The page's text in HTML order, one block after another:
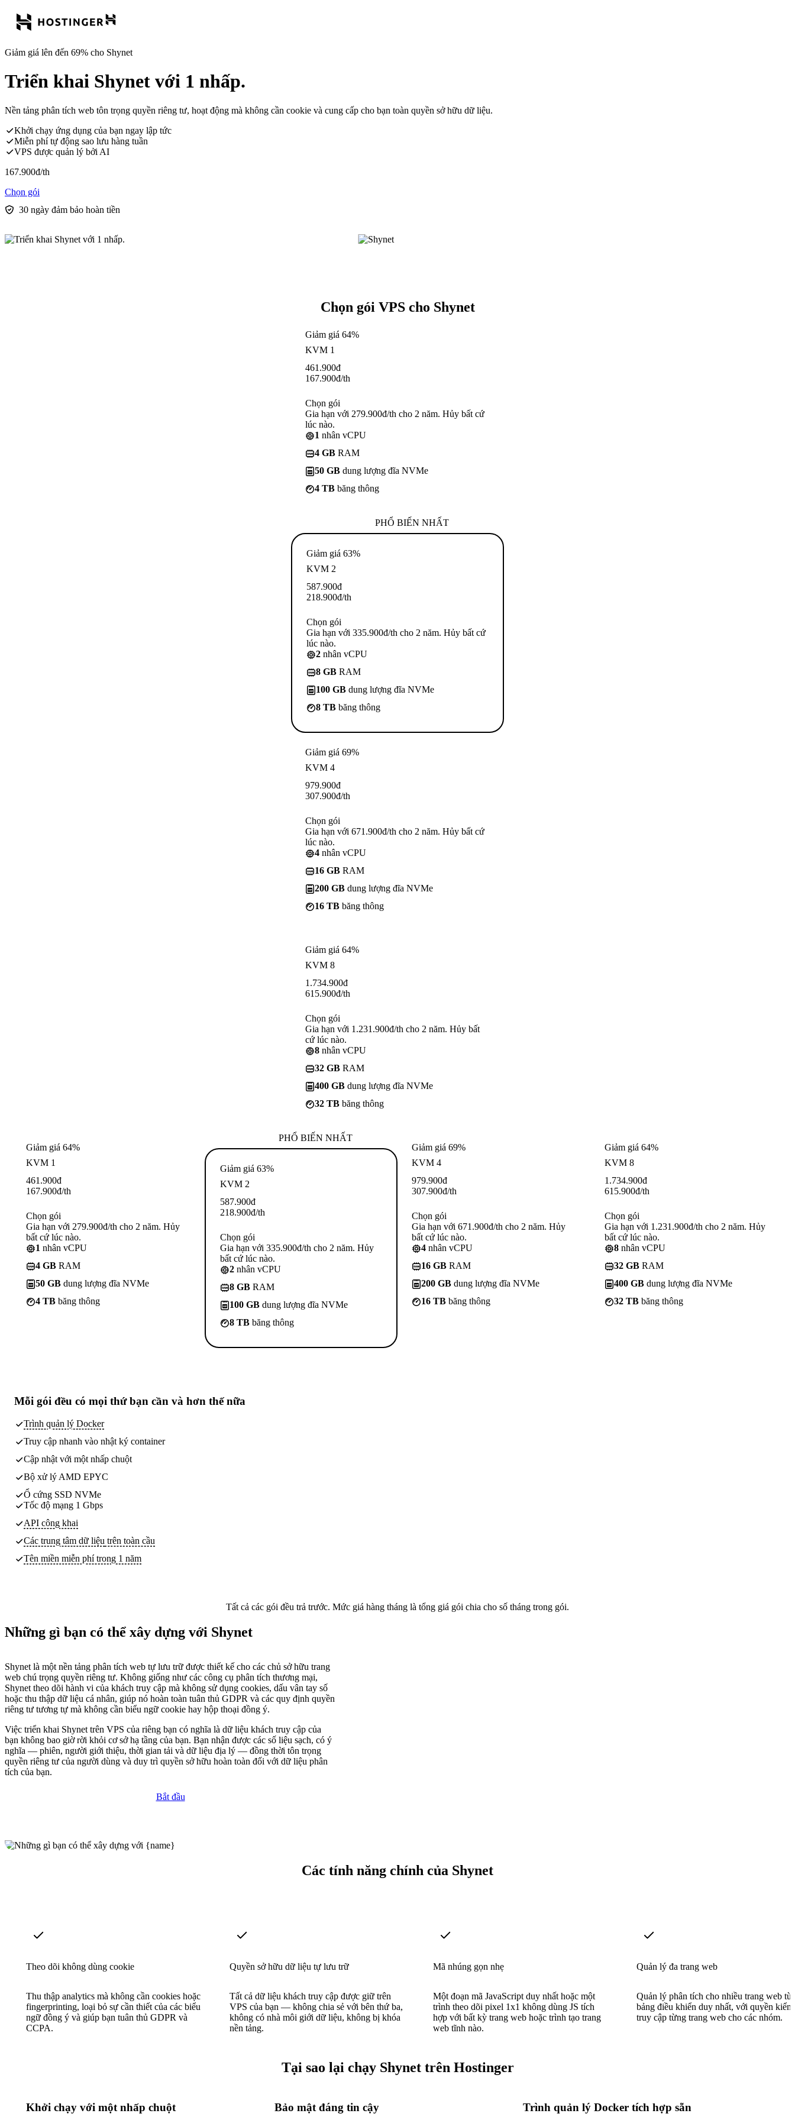
Giảm giá lên đến 69% cho Shynet
Triển khai Shynet với 1 nhấp.
Nền tảng phân tích web tôn trọng quyền riêng tư, hoạt động mà không cần cookie và cung cấp cho bạn toàn quyền sở hữu dữ liệu.
Khởi chạy ứng dụng của bạn ngay lập tức
Miễn phí tự động sao lưu hàng tuần
VPS được quản lý bởi AI
167.900đ/th
Chọn gói
30 ngày đảm bảo hoàn tiền
Chọn gói VPS cho Shynet
Giảm giá 64%
KVM 1
461.900đ
167.900đ/th
Chọn gói
Gia hạn với 279.900đ/th cho 2 năm. Hủy bất cứ
lúc nào.
1 nhân vCPU
4 GB RAM
50 GB dung lượng đĩa NVMe
4 TB băng thông
PHỔ BIẾN NHẤT
Giảm giá 63%
KVM 2
587.900đ
218.900đ/th
Chọn gói
Gia hạn với 335.900đ/th cho 2 năm. Hủy bất cứ
lúc nào.
2 nhân vCPU
8 GB RAM
100 GB dung lượng đĩa NVMe
8 TB băng thông
Giảm giá 69%
KVM 4
979.900đ
307.900đ/th
Chọn gói
Gia hạn với 671.900đ/th cho 2 năm. Hủy bất cứ
lúc nào.
4 nhân vCPU
16 GB RAM
200 GB dung lượng đĩa NVMe
16 TB băng thông
Giảm giá 64%
KVM 8
1.734.900đ
615.900đ/th
Chọn gói
Gia hạn với 1.231.900đ/th cho 2 năm. Hủy bất
cứ lúc nào.
8 nhân vCPU
32 GB RAM
400 GB dung lượng đĩa NVMe
32 TB băng thông
Giảm giá 64%
KVM 1
461.900đ
167.900đ/th
Chọn gói
Gia hạn với 279.900đ/th cho 2 năm. Hủy
bất cứ lúc nào.
1 nhân vCPU
4 GB RAM
50 GB dung lượng đĩa NVMe
4 TB băng thông
PHỔ BIẾN NHẤT
Giảm giá 63%
KVM 2
587.900đ
218.900đ/th
Chọn gói
Gia hạn với 335.900đ/th cho 2 năm. Hủy
bất cứ lúc nào.
2 nhân vCPU
8 GB RAM
100 GB dung lượng đĩa NVMe
8 TB băng thông
Giảm giá 69%
KVM 4
979.900đ
307.900đ/th
Chọn gói
Gia hạn với 671.900đ/th cho 2 năm. Hủy
bất cứ lúc nào.
4 nhân vCPU
16 GB RAM
200 GB dung lượng đĩa NVMe
16 TB băng thông
Giảm giá 64%
KVM 8
1.734.900đ
615.900đ/th
Chọn gói
Gia hạn với 1.231.900đ/th cho 2 năm. Hủy
bất cứ lúc nào.
8 nhân vCPU
32 GB RAM
400 GB dung lượng đĩa NVMe
32 TB băng thông
Mỗi gói đều có mọi thứ bạn cần và hơn thế nữa
Trình quản lý Docker
Truy cập nhanh vào nhật ký container
Cập nhật với một nhấp chuột
Bộ xử lý AMD EPYC
Ổ cứng SSD NVMe
Tốc độ mạng 1 Gbps
API công khai
Các trung tâm dữ liệu trên toàn cầu
Tên miền miễn phí trong 1 năm
Tất cả các gói đều trả trước. Mức giá hàng tháng là tổng giá gói chia cho số tháng trong gói.
Những gì bạn có thể xây dựng với Shynet
Shynet là một nền tảng phân tích web tự lưu trữ được thiết kế cho các chủ sở hữu trang
web chú trọng quyền riêng tư. Không giống như các công cụ phân tích thương mại,
Shynet theo dõi hành vi của khách truy cập mà không sử dụng cookies, dấu vân tay số
hoặc thu thập dữ liệu cá nhân, giúp nó hoàn toàn tuân thủ GDPR và các quy định quyền
riêng tư tương tự mà không cần biểu ngữ cookie hay hộp thoại đồng ý.
Việc triển khai Shynet trên VPS của riêng bạn có nghĩa là dữ liệu khách truy cập của
bạn không bao giờ rời khỏi cơ sở hạ tầng của bạn. Bạn nhận được các số liệu sạch, có ý
nghĩa — phiên, người giới thiệu, thời gian tải và dữ liệu địa lý — đồng thời tôn trọng
quyền riêng tư của người dùng và duy trì quyền sở hữu hoàn toàn đối với dữ liệu phân
tích của bạn.
Bắt đầu
Các tính năng chính của Shynet
Theo dõi không dùng cookie
Thu thập analytics mà không cần cookies hoặc
fingerprinting, loại bỏ sự cần thiết của các biểu
ngữ đồng ý và giúp bạn tuân thủ GDPR và
CCPA.
Quyền sở hữu dữ liệu tự lưu trữ
Tất cả dữ liệu khách truy cập được giữ trên
VPS của bạn — không chia sẻ với bên thứ ba,
không có nhà môi giới dữ liệu, không bị khóa
nền tảng.
Mã nhúng gọn nhẹ
Một đoạn mã JavaScript duy nhất hoặc một
trình theo dõi pixel 1x1 không dùng JS tích
hợp với bất kỳ trang web hoặc trình tạo trang
web tĩnh nào.
Quản lý đa trang web
Quản lý phân tích cho nhiều trang web từ
bảng điều khiển duy nhất, với quyền kiểm
truy cập từng trang web cho các nhóm.
Tại sao lại chạy Shynet trên Hostinger
Khởi chạy với một nhấp chuột Bảo mật đáng tin cậy Trình quản lý Docker tích hợp sẵn